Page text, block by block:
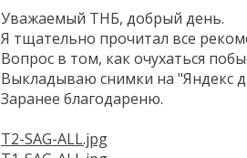
Уважаемый ТНБ, добрый день.
Я тщательно прочитал все
Вопрос в том, как очухаться
Выкладываю снимки на "Яндекс
Заранее благодареню.
T2-SAG-ALL.jpg